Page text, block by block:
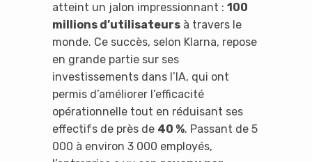
atteint un jalon impressionnant : 100
millions d’utilisateursà travers le
monde. Ce succès, selon Klarna, repose
en grande partie sur ses
investissements dans l’IA, qui ont
permis d’améliorer l’efficacité
opérationnelle tout en réduisant ses
effectifs de près de 40 %. Passant de 5
000 à environ 3 000 employés,